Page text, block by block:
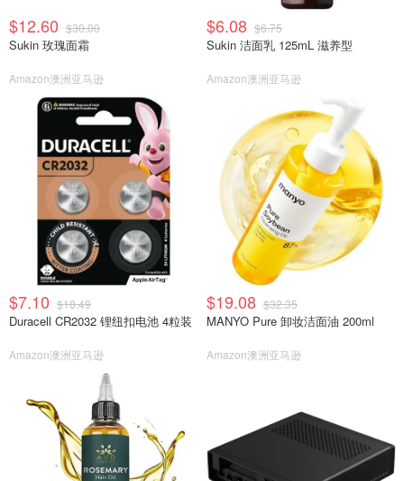
$12.60 $30.00
Sukin 玫瑰面霜
Amazon澳洲亚马逊
$6.08 $6.75
Sukin 洁面乳 125mL 滋养型
Amazon澳洲亚马逊
$7.10 $18.49
Duracell CR2032 锂纽扣电池 4粒装
Amazon澳洲亚马逊
$19.08 $32.35
MANYO Pure 卸妆洁面油 200ml
Amazon澳洲亚马逊